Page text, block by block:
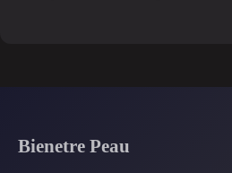
Bienetre Peau